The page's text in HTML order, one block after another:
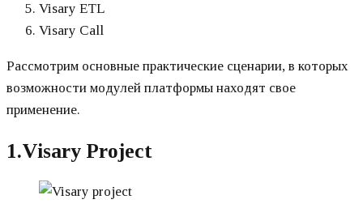
Visary ETL
Visary Call
Рассмотрим основные практические сценарии, в которых
возможности модулей платформы находят свое
применение.
1.Visary Project